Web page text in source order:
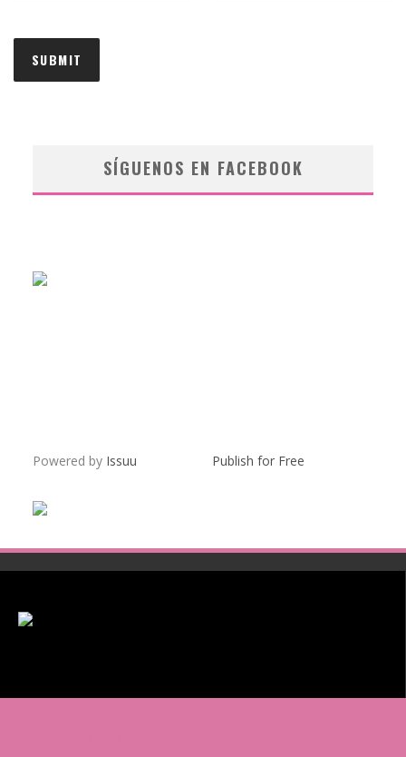
SÍGUENOS EN FACEBOOK
Powered by Issuu Publish for Free